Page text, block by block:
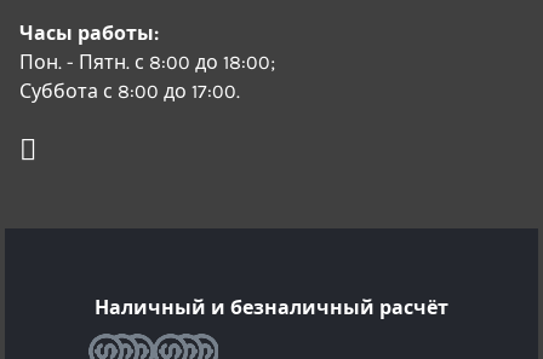
Часы работы:
Пон. - Пятн. с 8:00 до 18:00;
Суббота с 8:00 до 17:00.
Наличный и безналичный расчёт